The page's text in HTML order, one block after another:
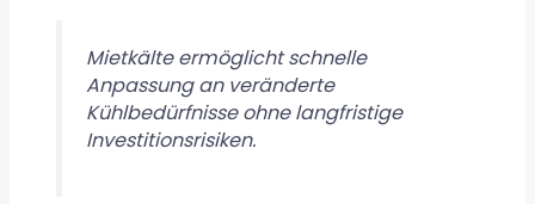
Mietkälte ermöglicht schnelle
Anpassung an veränderte
Kühlbedürfnisse ohne langfristige
Investitionsrisiken.